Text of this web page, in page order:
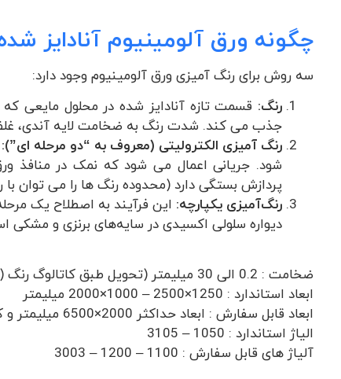
چگونه ورق آلومینیوم آنادایز
سه روش برای رنگ آمیزی ورق آلومینیوم وجود دارد:
رنگ: قسمت تازه آنادایز شده در محلول
جذب می کند. شدت رنگ به ضخامت لایه آندی،
رنگ آمیزی الکترولیتی (معروف به “دو مرحله ای”):
شود. جریانی اعمال می شود که نمک در منافذ
پردازش بستگی دارد (محدوده رنگ ها را می توان
رنگ‌آمیزی یکپارچه: این فرآیند به اصطلاح یک
دیواره سلولی اکسیدی در سایه‌های برنزی و مشکی
ضخامت : 0.2 الی 30 میلیمتر (تحویل طبق کاتالوگ رنگ ( RAL ))
ابعاد استاندارد : 1250×2500 – 1000×2000 میلیمتر
ابعاد قابل سفارش : ابعاد حداكثر 2000×6500 میلیمتر و کویل عرض 1000 و 1250 میلیمتر
الیاژ استاندارد : 1050 – 3105
آلیاژ های قابل سفارش : 1100 – 1200 – 3003